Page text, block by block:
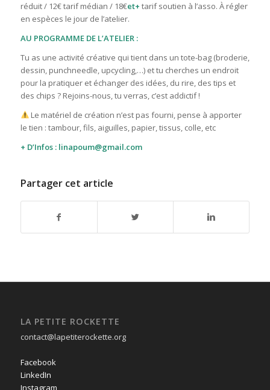
réduit / 12€ tarif médian / 18€et+ tarifsoutien à l’asso. À régler
en espèces le jour de l’atelier.
AU PROGRAMME DE L’ATELIER :
Tu as une activité créative qui tient dans un tote-bag (broderie,
dessin, punchneedle, upcycling,…) et tu cherches un endroit
pour la pratiquer et échanger des idées, du rire, des tips et
des chips ? Rejoins-nous, tu verras, c’est addictif !
Le matériel de création n’est pas fourni, pense à apporter
le tien : tambour, fils, aiguilles, papier, tissus, colle, etc
+ D’Infos : linapoum@gmail.com
Partager cet article
LA PETITE ROCKETTE
contact@lapetiterockette.org
Facebook
LinkedIn
Instagram